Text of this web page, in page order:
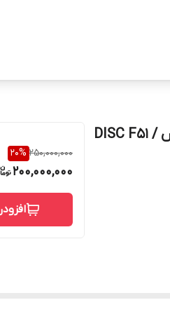
شیر کشویی 2 اینچ ریس فیس کلاس 2500 از جنس DISC F51 /
250,000,000
20%
200,000,000